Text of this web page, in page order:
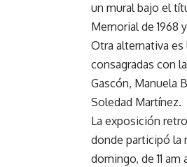
un mural bajo el
Memorial de 1968
Otra alternativa es
consagradas con
Gascón, Manuela
Soledad Martínez.
La exposición
donde participó la
domingo, de 11 am